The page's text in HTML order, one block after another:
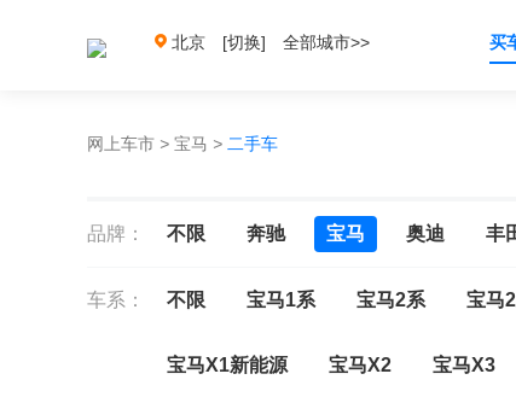
北京 [切换] 全部城市>> 买
网上车市 > 宝马 > 二手车
品牌： 不限 奔驰 宝马 奥迪 丰
车系： 不限 宝马1系 宝马2系 宝马
宝马X1新能源 宝马X2 宝马X3